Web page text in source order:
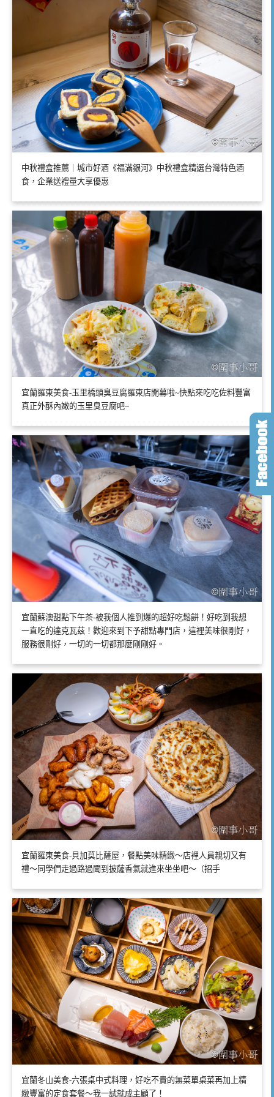
中秋禮盒推薦｜城市好酒《福滿銀河》中秋禮盒精選台灣特色酒
食，企業送禮量大享優惠
宜蘭羅東美食-玉里橋頭臭豆腐羅東店開幕啦~快點來吃吃佐料豐富
真正外酥內嫩的玉里臭豆腐吧~
宜蘭蘇澳甜點下午茶-被我個人推到爆的超好吃鬆餅！好吃到我想
一直吃的達克瓦茲！歡迎來到下予甜點專門店，這裡美味很剛好，
服務很剛好，一切的一切都那麼剛剛好。
宜蘭羅東美食-貝加莫比薩屋，餐點美味精緻～店裡人員親切又有
禮～同學們走過路過聞到披薩香氣就進來坐坐吧～（招手
宜蘭冬山美食-六張桌中式料理，好吃不貴的無菜單桌菜再加上精
緻豐富的定食套餐～我一試就成主顧了！